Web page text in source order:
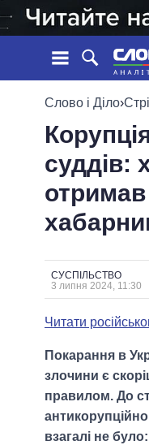
СТРІЧКА
ПОДІЇ
СТАТТІ
ДУМКИ
ОГЛЯДИ
ДАЙДЖЕСТИ
УСІ ПОЛІТИКИ
ПРЕЗИДЕНТ І
ВЕРХОВНА
КАБІНЕТ
МЕРИ МІСТ
ВСІ ПЕРСОНИ
Слово і Діло›
суддів:
СУСПІЛЬСТВО
3 липня 2024, 11:30
Читати
Покарання в
злочини є
правилом. До
взагалі не